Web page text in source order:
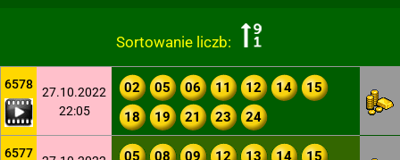
Sortowanie liczb:
6578
27.10.2022
22:05
02 05 06 11 12 14
15
18
19 21 23 24
6577 05 08 09 12 13 14
15